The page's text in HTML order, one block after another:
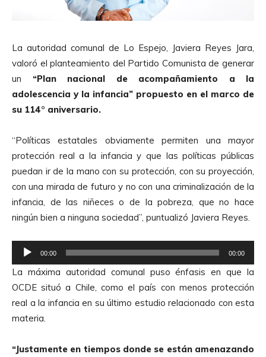
La autoridad comunal de Lo Espejo, Javiera Reyes Jara,
valoró el planteamiento del Partido Comunista de generar
un “Plan nacional de acompañamiento a la
adolescencia y la infancia” propuesto en el marco de
su 114° aniversario.
“Políticas estatales obviamente permiten una mayor
protección real a la infancia y que las políticas públicas
puedan ir de la mano con su protección, con su proyección,
con una mirada de futuro y no con una criminalización de la
infancia, de las niñeces o de la pobreza, que no hace
ningún bien a ninguna sociedad”, puntualizó Javiera Reyes.
e
p
r
o
d
00:00 00:00
La máxima autoridad comunal puso énfasis en que la
OCDE situó a Chile, como el país con menos protección
real a la infancia en su último estudio relacionado con esta
materia.
“Justamente en tiempos donde se están amenazando